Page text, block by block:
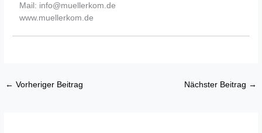
Mail: info@muellerkom.de
www.muellerkom.de
← Vorheriger Beitrag Nächster Beitrag →